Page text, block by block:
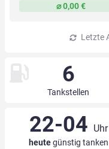
⌀ 0,00 €
Letzte
6
Tankstellen
22-04 Uhr
heutegünstig tanken